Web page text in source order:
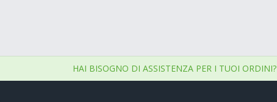
HAI BISOGNO DI ASSISTENZA PER I TUOI ORDINI?